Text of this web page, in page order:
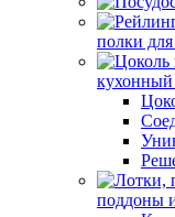
полки
кухонный
поддоны